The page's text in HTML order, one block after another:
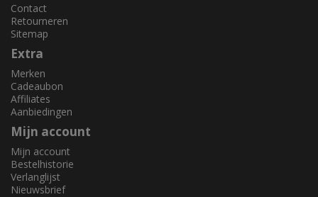
Contact
Retourneren
Sitemap
Extra
Merken
Cadeaubon
Affiliates
Aanbiedingen
Mijn account
Mijn account
Bestelhistorie
Verlanglijst
Nieuwsbrief